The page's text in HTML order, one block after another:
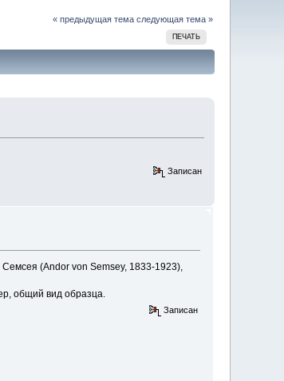
« предыдущая тема следующая тема »
ПЕЧАТЬ
Записан
(Andor von Semsey, 1833-1923),
общий вид образца.
Записан